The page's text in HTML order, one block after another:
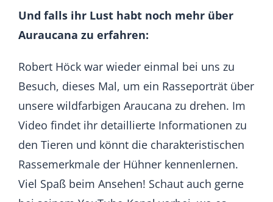
Und falls ihr Lust habt noch mehr über
Auraucana zu erfahren:
Robert Höck war wieder einmal bei uns zu
Besuch, dieses Mal, um ein Rasseporträt über
unsere wildfarbigen Araucana zu drehen. Im
Video findet ihr detaillierte Informationen zu
den Tieren und könnt die charakteristischen
Rassemerkmale der Hühner kennenlernen.
Viel Spaß beim Ansehen! Schaut auch gerne